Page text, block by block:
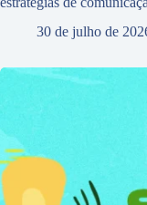
30 de julho de